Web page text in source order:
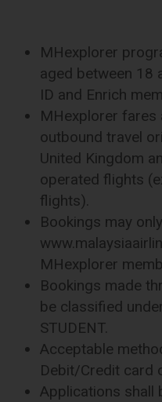
MHexplorer
aged between 18
ID and Enrich
MHexplorer fares
outbound travel
United Kingdom
operated flights
flights).
Bookings may
MHexplorer
Bookings made
be classified
STUDENT.
Acceptable
Debit/Credit card
Applications shall